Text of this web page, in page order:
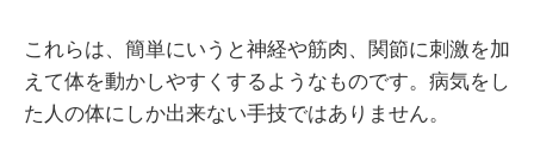
これらは、簡単にいうと神経や筋肉、関節に刺激を加
えて体を動かしやすくするようなものです。病気をし
た人の体にしか出来ない手技ではありません。